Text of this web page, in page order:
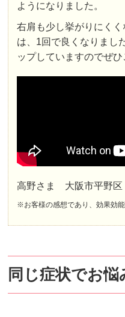
ようになりました。
右肩も少し挙がりにく
は、1回で良くなりまし
ップしていますのでぜ
高野さま 大阪市平野
※お客様の感想であり、効果効
同じ症状でお